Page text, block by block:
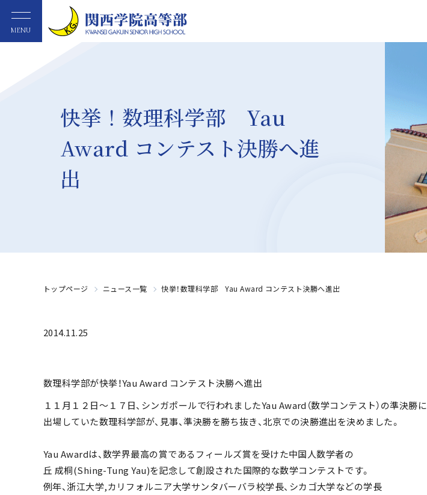
MENU
快挙！数理科学部 Yau
Award コンテスト決勝へ進
出
トップページ ニュース一覧 快挙！数理科学部 Yau Award コンテスト決勝へ進出
2014.11.25
数理科学部が快挙！Yau Award コンテスト決勝へ進出
１１月１２日～１７日、シンガポールで行われましたYau Award（数学コンテスト）の準決勝に
出場していた数理科学部が、見事、準決勝を勝ち抜き、北京での決勝進出を決めました。
Yau Awardは、数学界最高の賞であるフィールズ賞を受けた中国人数学者の
丘 成桐(Shing-Tung Yau)を記念して創設された国際的な数学コンテストです。
例年、浙江大学,カリフォルニア大学サンタバーバラ校学長、シカゴ大学などの学長